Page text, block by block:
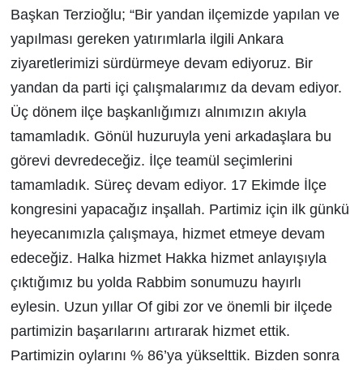
Başkan Terzioğlu; “Bir yandan ilçemizde yapılan ve
yapılması gereken yatırımlarla ilgili Ankara
ziyaretlerimizi sürdürmeye devam ediyoruz. Bir
yandan da parti içi çalışmalarımız da devam ediyor.
Üç dönem ilçe başkanlığımızı alnımızın akıyla
tamamladık. Gönül huzuruyla yeni arkadaşlara bu
görevi devredeceğiz. İlçe teamül seçimlerini
tamamladık. Süreç devam ediyor. 17 Ekimde İlçe
kongresini yapacağız inşallah. Partimiz için ilk günkü
heyecanımızla çalışmaya, hizmet etmeye devam
edeceğiz. Halka hizmet Hakka hizmet anlayışıyla
çıktığımız bu yolda Rabbim sonumuzu hayırlı
eylesin. Uzun yıllar Of gibi zor ve önemli bir ilçede
partimizin başarılarını artırarak hizmet ettik.
Partimizin oylarını % 86’ya yükselttik. Bizden sonra